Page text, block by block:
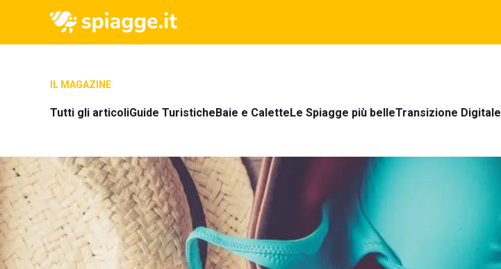
IL MAGAZINE
Tutti gli articoliGuide TuristicheBaie e CaletteLe Spiagge più belleTransizione Digitale